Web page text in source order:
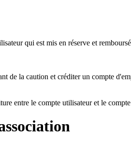
qui est mis en réserve et
de la caution et créditer un compte
entre le compte utilisateur et le